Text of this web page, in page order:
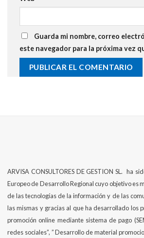
Guarda mi nombre, correo
este navegador para la próxima vez
ARVISA CONSULTORES DE GESTION SL. ha
Europeo de Desarrollo Regional cuyo objetivo es
de las tecnologías de la información y de las
las mismas y gracias al que ha desarrollado los
promoción online mediante sistema de pago
redes sociales”, ” Desarrollo de material